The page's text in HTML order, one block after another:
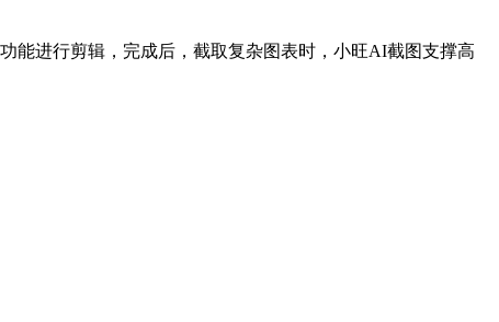
进行剪辑，完成后，截取复杂图表时，小旺AI截图支撑高